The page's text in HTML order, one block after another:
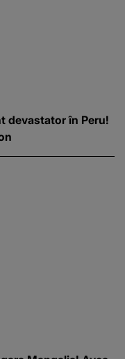
devastator în Peru!